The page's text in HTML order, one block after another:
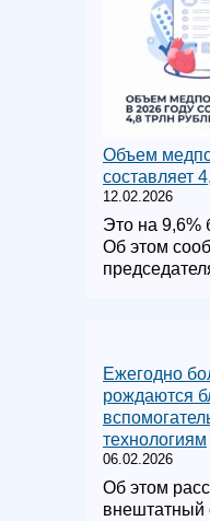
Объем
составляет
12.02.2026
Это на 9,6%
Об этом
Ежегодно
рождаются
технологиям
06.02.2026
Об этом
внештатный